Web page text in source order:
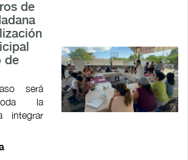
de
de
será
la
integrar